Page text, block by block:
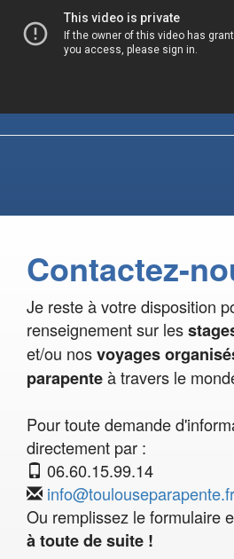
Contactez-
Je reste à votre disposition
renseignement sur les
et/ou nosvoyages
parapenteà travers le
Pour toute demande
directement par :
06.60.15.99.14
info@toulouseparapente.fr
Ou remplissez le formulaire
à toute de suite !